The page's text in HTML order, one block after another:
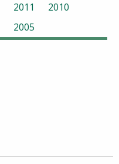
2011
2010
2005